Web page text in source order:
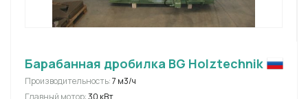
Барабанная дробилка BG Holztechnik
Производительность:7 м3/ч
Главный мотор:30 кВт